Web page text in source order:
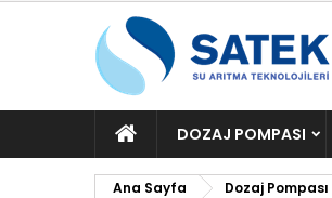
ANA
SAYFA
DOZAJ POMPASI
Ana Sayfa Dozaj Pompası